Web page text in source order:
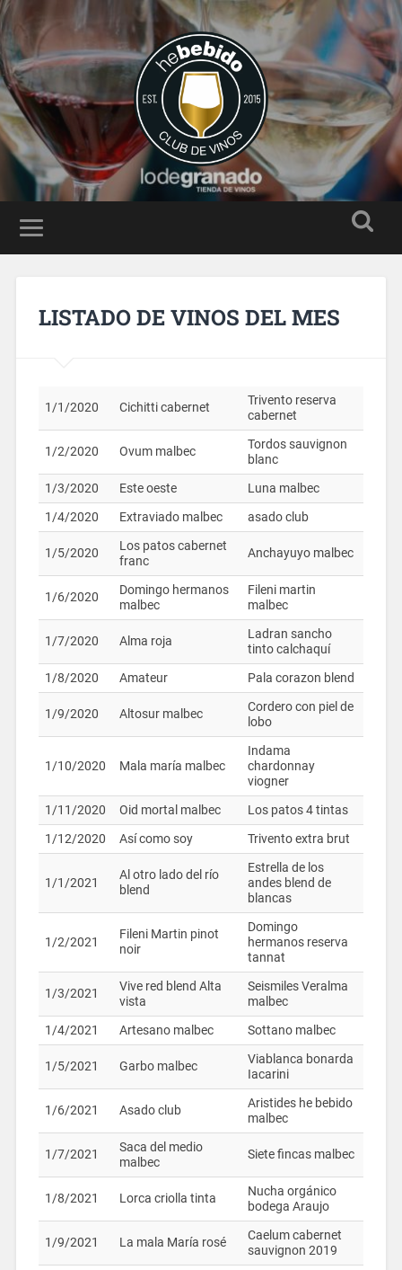
LISTADO DE VINOS DEL MES
1/1/2020 Cichitti cabernet
Trivento reserva
cabernet
1/2/2020 Ovum malbec
Tordos sauvignon
blanc
1/3/2020
Este oeste
Luna malbec
1/4/2020
Extraviado malbec asado club
1/5/2020
Los patos cabernet
franc
Anchayuyo malbec
1/6/2020
Domingo hermanos
malbec
Fileni martin
malbec
1/7/2020 Alma roja
Ladran sancho
tinto calchaquí
1/8/2020
Amateur Pala corazon blend
1/9/2020 Altosur malbec
Cordero con piel de
lobo
1/10/2020 Mala maría malbec
Indama
chardonnay
viogner
1/11/2020
Oid mortal malbec
Los patos 4 tintas
1/12/2020
Así como soy Trivento extra brut
1/1/2021
Al otro lado del río
blend
Estrella de los
andes blend de
blancas
1/2/2021
Fileni Martin pinot
noir
Domingo
hermanos reserva
tannat
1/3/2021
Vive red blend Alta
vista
Seismiles Veralma
malbec
1/4/2021
Artesano malbec Sottano malbec
1/5/2021 Garbo malbec
Viablanca bonarda
Iacarini
1/6/2021 Asado club
Aristides he bebido
malbec
1/7/2021
Saca del medio
malbec
Siete fincas malbec
1/8/2021 Lorca criolla tinta
Nucha orgánico
bodega Araujo
1/9/2021 La mala María rosé
Caelum cabernet
sauvignon 2019